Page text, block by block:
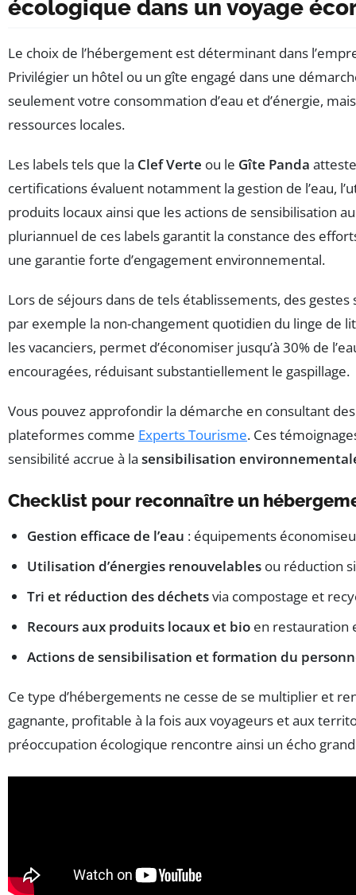
écologique dans un voyage
Le choix de l’hébergement est déterminant dans
Privilégier un hôtel ou un gîte engagé dans une
seulement votre consommation d’eau et d’énergie,
ressources locales.
Les labels tels que la Clef Verte ou le Gîte Panda
certifications évaluent notamment la gestion de l’eau,
produits locaux ainsi que les actions de sensibilisation
pluriannuel de ces labels garantit la constance des
une garantie forte d’engagement environnemental.
Lors de séjours dans de tels établissements, des
par exemple la non-changement quotidien du linge de
les vacanciers, permet d’économiser jusqu’à 30% de
encouragées, réduisant substantiellement le gaspillage.
Vous pouvez approfondir la démarche en consultant
plateformes comme Experts Tourisme. Ces
sensibilité accrue à la sensibilisation
Checklist pour reconnaître un
Gestion efficace de l’eau : équipements
Utilisation d’énergies renouvelables ou réduction
Tri et réduction des déchetsvia compostage et
Recours aux produits locaux et bio en restauration
Actions de sensibilisation et formation du
Ce type d’hébergements ne cesse de se multiplier et
gagnante, profitable à la fois aux voyageurs et aux
préoccupation écologique rencontre ainsi un écho